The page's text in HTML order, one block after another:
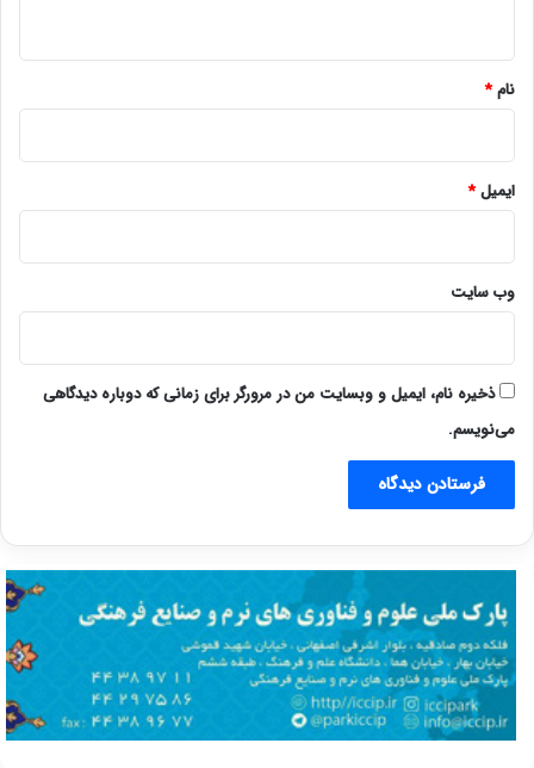
نام*
ایمیل*
وب‌ سایت
ذخیره نام، ایمیل و وبسایت من در مرورگر برای زمانی که دوباره دیدگاهی
می‌نویسم.